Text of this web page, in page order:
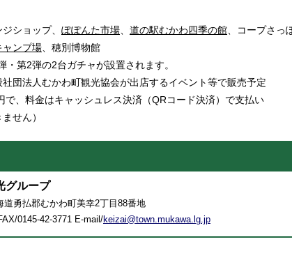
ショップ、 ぽぽんた市場 道の駅むかわ四季の館 、コープさ
ャンプ場 、穂別博物館
・第2弾の2台ガチャが設置されます。
法人むかわ町観光協会が出店するイベント等で販売予定
料金はキャッシュレス決済（QRコード決済）で支払い
せん）
グループ
勇払郡むかわ町美幸2丁目88番地
0145-42-3771 E-mail/keizai@town.mukawa.lg.jp